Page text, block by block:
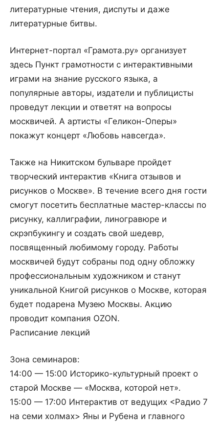
литературные чтения, диспуты и даже
литературные битвы.
Интернет-портал «Грамота.ру» организует
здесь Пункт грамотности с интерактивными
играми на знание русского языка, а
популярные авторы, издатели и публицисты
проведут лекции и ответят на вопросы
москвичей. А артисты «Геликон-Оперы»
покажут концерт «Любовь навсегда».
Также на Никитском бульваре пройдет
творческий интерактив «Книга отзывов и
рисунков о Москве». В течение всего дня гости
смогут посетить бесплатные мастер-классы по
рисунку, каллиграфии, линогравюре и
скрэпбукингу и создать свой шедевр,
посвященный любимому городу. Работы
москвичей будут собраны под одну обложку
профессиональным художником и станут
уникальной Книгой рисунков о Москве, которая
будет подарена Музею Москвы. Акцию
проводит компания OZON.
Расписание лекций
Зона семинаров:
14:00 — 15:00 Историко-культурный проект о
старой Москве — «Москва, которой нет».
15:00 — 17:00 Интерактив от ведущих <Радио 7
на семи холмах> Яны и Рубена и главного